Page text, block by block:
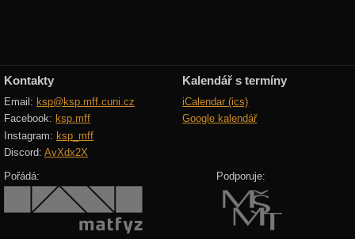
Kontakty
Email: ksp@ksp.mff.cuni.cz
Facebook: ksp.mff
Instagram: ksp_mff
Discord: AvXdx2X
Kalendář s termíny
iCalendar (ics)
Google kalendář
Pořádá: Podporuje: